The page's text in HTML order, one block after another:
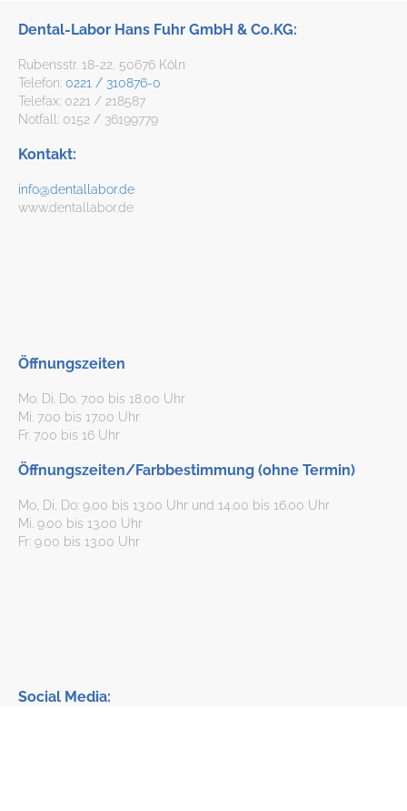
Dental-Labor Hans Fuhr GmbH & Co.KG:
Rubensstr. 18-22, 50676 Köln
Telefon: 0221 / 310876-0
Telefax: 0221 / 218587
Notfall: 0152 / 36199779
Kontakt:
info@dentallabor.de
www.dentallabor.de
Öffnungszeiten
Mo. Di. Do. 7.00 bis 18.00 Uhr
Mi. 7.00 bis 17.00 Uhr
Fr. 7.00 bis 16 Uhr
Öffnungszeiten/Farbbestimmung (ohne Termin)
Mo, Di, Do: 9.00 bis 13.00 Uhr und 14.00 bis 16.00 Uhr
Mi. 9.00 bis 13.00 Uhr
Fr: 9.00 bis 13.00 Uhr
Social Media: